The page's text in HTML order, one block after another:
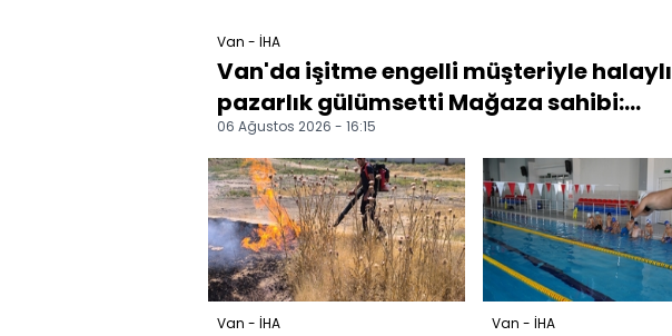
Van - İHA
Van'da işitme engelli müşteriyle halaylı
pazarlık gülümsetti Mağaza sahibi:...
06 Ağustos 2026 - 16:15
Van - İHA Van - İHA